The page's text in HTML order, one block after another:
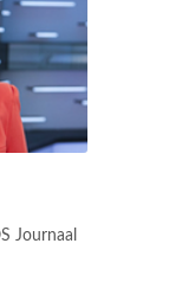
Journaal